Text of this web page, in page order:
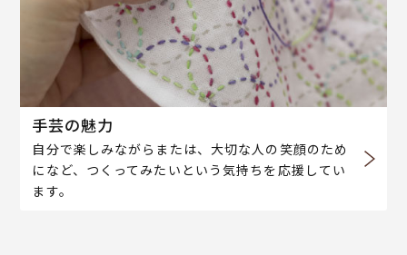
手芸の魅力
自分で楽しみながらまたは、大切な人の笑顔のため
になど、つくってみたいという気持ちを応援してい
ます。